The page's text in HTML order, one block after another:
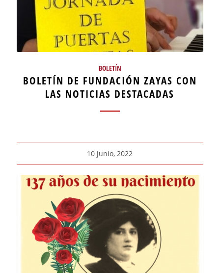
BOLETÍN
BOLETÍN DE FUNDACIÓN ZAYAS CON
LAS NOTICIAS DESTACADAS
10 junio, 2022